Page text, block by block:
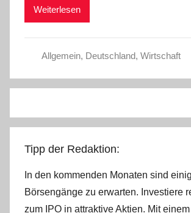
l
.
Weiterlesen
Allgemein, Deutschland, Wirtschaft
Tipp der Redaktion:
In den kommenden Monaten sind
Börsengänge zu erwarten. Investiere
zum IPO in attraktive Aktien. Mit